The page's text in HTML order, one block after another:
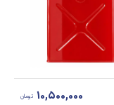
10,500,000 تومان